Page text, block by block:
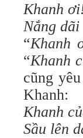
Khanh
Nắng dãi
“Khanh
“Khanh
cũng
Khanh:
Khanh
Sầu lên